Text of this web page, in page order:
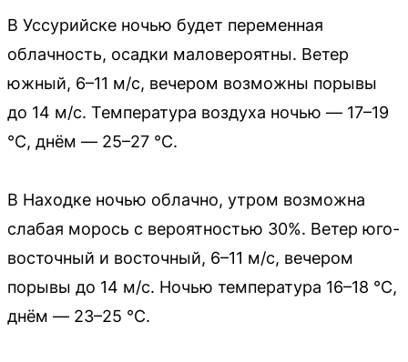
В Уссурийске ночью будет переменная
облачность, осадки маловероятны. Ветер
южный, 6–11 м/с, вечером возможны порывы
до 14 м/с. Температура воздуха ночью — 17–19
°C, днём — 25–27 °C.
В Находке ночью облачно, утром возможна
слабая морось с вероятностью 30%. Ветер юго-
восточный и восточный, 6–11 м/с, вечером
порывы до 14 м/с. Ночью температура 16–18 °C,
днём — 23–25 °C.